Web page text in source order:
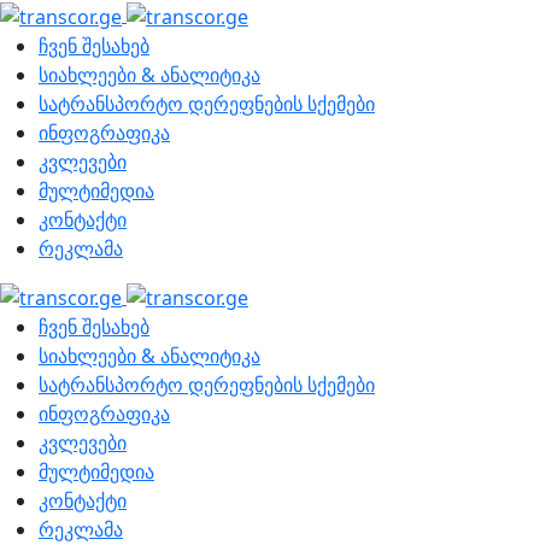
ჩვენ შესახებ
სიახლეები & ანალიტიკა
სატრანსპორტო დერეფნების სქემები
ინფოგრაფიკა
კვლევები
მულტიმედია
კონტაქტი
რეკლამა
ჩვენ შესახებ
სიახლეები & ანალიტიკა
სატრანსპორტო დერეფნების სქემები
ინფოგრაფიკა
კვლევები
მულტიმედია
კონტაქტი
რეკლამა